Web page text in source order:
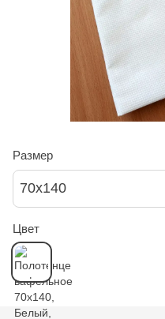
Размер
70х140
Цвет